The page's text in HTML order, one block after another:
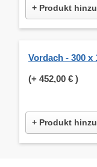
+ Produkt
Vordach - 300 x
(+ 452,00 € )
+ Produkt